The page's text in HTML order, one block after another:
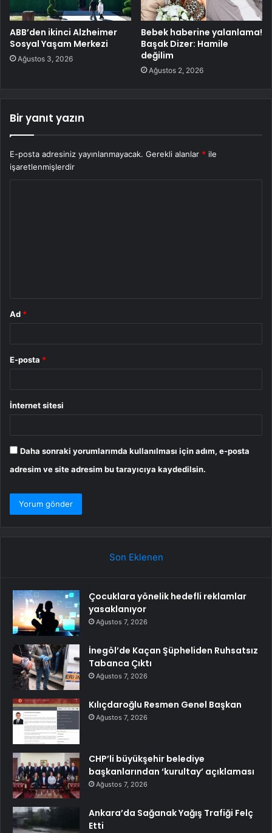
ABB’den ikinci Alzheimer
Sosyal Yaşam Merkezi
Ağustos 3, 2026
Bebek haberine yalanlama!
Başak Dizer: Hamile
değilim
Ağustos 2, 2026
Bir yanıt yazın
E-posta adresiniz yayınlanmayacak. Gerekli alanlar * ile
işaretlenmişlerdir
Ad *
E-posta *
İnternet sitesi
Daha sonraki yorumlarımda kullanılması için adım, e-posta
adresim ve site adresim bu tarayıcıya kaydedilsin.
Son Eklenen
Çocuklara yönelik hedefli reklamlar
yasaklanıyor
Ağustos 7, 2026
İnegöl’de Kaçan Şüpheliden Ruhsatsız
Tabanca Çıktı
Ağustos 7, 2026
Kılıçdaroğlu Resmen Genel Başkan
Ağustos 7, 2026
CHP’li büyükşehir belediye
başkanlarından ‘kurultay’ açıklaması
Ağustos 7, 2026
Ankara’da Sağanak Yağış Trafiği Felç
Etti